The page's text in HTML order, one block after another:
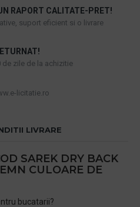
RAPORT CALITATE-PRET!
suport eficient si o livrare
de zile de la achizitie
licitatie.ro
LIVRARE
SAREK DRY BACK
CULOARE DE
bucatarii?